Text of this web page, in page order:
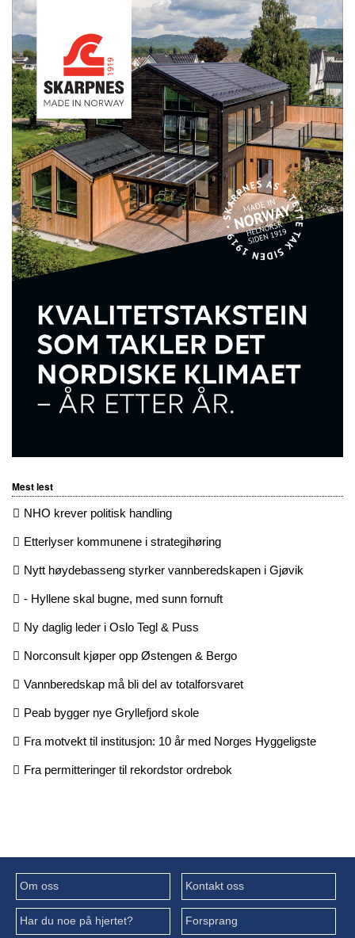
Mest lest
NHO krever politisk handling
Etterlyser kommunene i strategihøring
Nytt høydebasseng styrker vannberedskapen i Gjøvik
- Hyllene skal bugne, med sunn fornuft
Ny daglig leder i Oslo Tegl & Puss
Norconsult kjøper opp Østengen & Bergo
Vannberedskap må bli del av totalforsvaret
Peab bygger nye Gryllefjord skole
Fra motvekt til institusjon: 10 år med Norges Hyggeligste
Fra permitteringer til rekordstor ordrebok
Om oss Kontakt oss
Har du noe på hjertet? Forsprang